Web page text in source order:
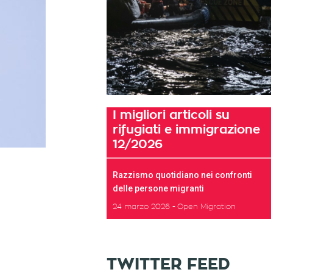
I migliori articoli su
rifugiati e immigrazione
12/2026
Razzismo quotidiano nei confronti
delle persone migranti
24 marzo 2026 Open Migration
TWITTER FEED